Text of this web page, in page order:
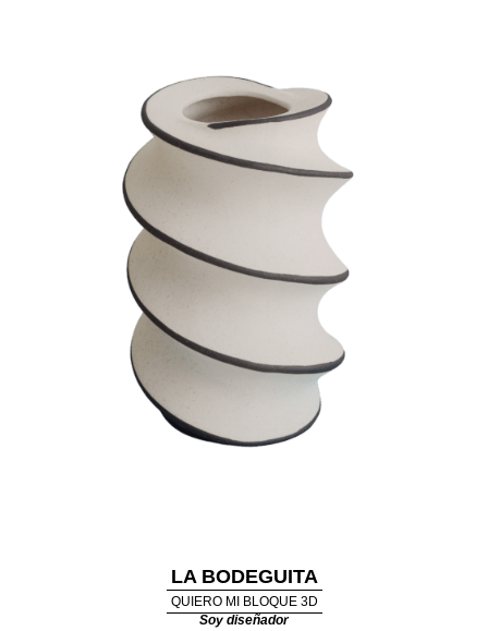
LA BODEGUITA
QUIERO MI BLOQUE 3D
Soy diseñador